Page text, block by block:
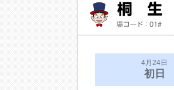
4月24日
初日